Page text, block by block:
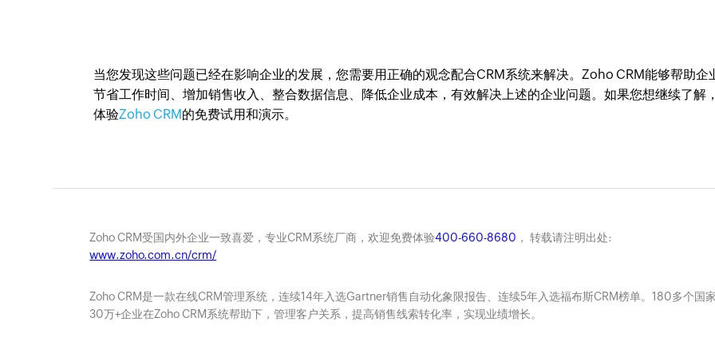
当您发现这些问题已经在影响企业的发展，您需要用正确的观念配合CRM系统来解决。Zoho CRM能够帮助企
节省工作时间、增加销售收入、整合数据信息、降低企业成本，有效解决上述的企业问题。如果您想继续了解
体验Zoho CRM的免费试用和演示。
Zoho CRM受国内外企业一致喜爱，专业CRM系统厂商，欢迎免费体验400-660-8680 ， 转载请注明出处:
www.zoho.com.cn/crm/
Zoho CRM是一款在线CRM管理系统，连续14年入选Gartner销售自动化象限报告、连续5年入选福布斯CRM榜单。180多个国
30万+企业在Zoho CRM系统帮助下，管理客户关系，提高销售线索转化率，实现业绩增长。